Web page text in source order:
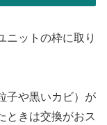
ニットの枠に取り
子や黒いカビ）が
ときは交換がおス